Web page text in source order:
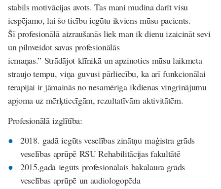
stabils motivācijas avots. Tas mani mudina darīt visu
iespējamo, lai šo ticību iegūtu ikviens mūsu pacients.
Šī profesionālā aizraušanās liek man ik dienu izaicināt sevi
un pilnveidot savas profesionālās
iemaņas.” Strādājot klīnikā un apzinoties mūsu laikmeta
straujo tempu, viņa guvusi pārliecību, ka arī funkcionālai
terapijai ir jāmainās no nesamērīga ikdienas vingrinājumu
apjoma uz mērķtiecīgām, rezultatīvām aktivitātēm.
Profesionālā izglītība:
2018. gadā iegūts veselības zinātņu maģistra grāds
veselības aprūpē RSU Rehabilitācijas fakultātē
2015.gadā iegūts profesionālais bakalaura grāds
veselības aprūpē un audiologopēda